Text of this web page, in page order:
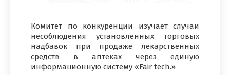
Комитет по конкуренции изучает случаи
несоблюдения установленных торговых
надбавок при продаже лекарственных
средств в аптеках через единую
информационную систему «Fair tech.»